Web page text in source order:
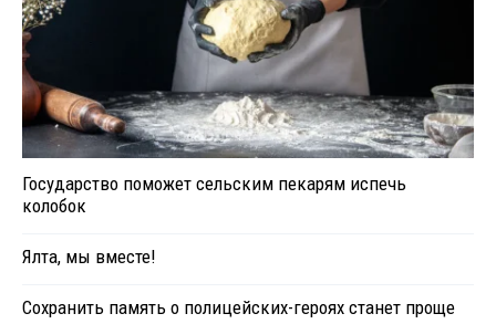
Государство поможет сельским пекарям испечь
колобок
Ялта, мы вместе!
Сохранить память о полицейских-героях станет проще